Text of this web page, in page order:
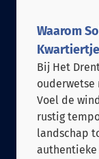
Waarom
Bij Het
Voel de
rustig
landschap
authentieke